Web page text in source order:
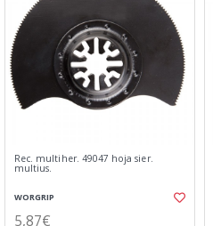
Rec. multiher. 49047 hoja sier.
multius.
WORGRIP
5,87€